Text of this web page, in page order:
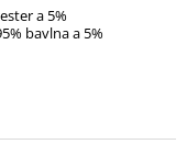
a 5%
bavlna a 5%